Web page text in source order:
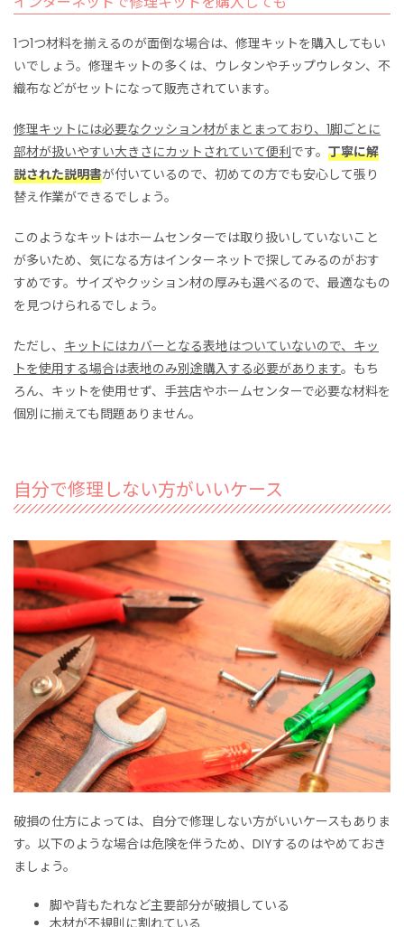
1つ1つ材料を揃えるのが面倒な場合は、修理キットを購入してもい
いでしょう。修理キットの多くは、ウレタンやチップウレタン、不
織布などがセットになって販売されています。
修理キットには必要なクッション材がまとまっており、1脚ごとに
部材が扱いやすい大きさにカットされていて便利です。 丁寧に解
説された説明書が付いているので、初めての方でも安心して張り
替え作業ができるでしょう。
このようなキットはホームセンターでは取り扱いしていないこと
が多いため、気になる方はインターネットで探してみるのがおす
すめです。サイズやクッション材の厚みも選べるので、最適なもの
を見つけられるでしょう。
ただし、 キットにはカバーとなる表地はついていないので、キッ
トを使用する場合は表地のみ別途購入する必要があります。もち
ろん、キットを使用せず、手芸店やホームセンターで必要な材料を
個別に揃えても問題ありません。
自分で修理しない方がいいケース
破損の仕方によっては、自分で修理しない方がいいケースもありま
す。以下のような場合は危険を伴うため、DIYするのはやめておき
ましょう。
脚や背もたれなど主要部分が破損している
木材が不規則に割れている